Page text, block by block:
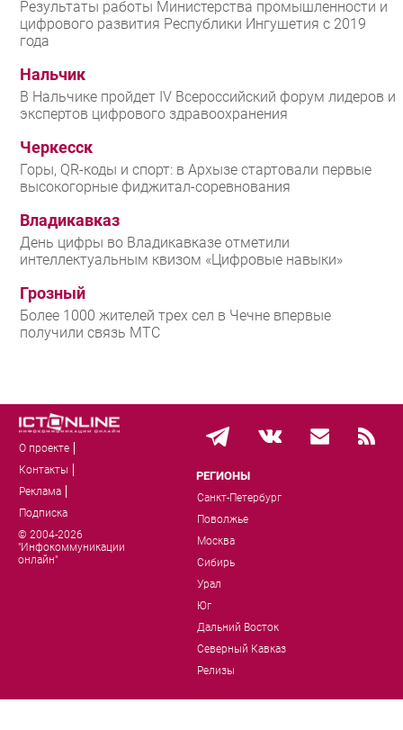
Результаты работы Министерства промышленности и
цифрового развития Республики Ингушетия с 2019
года
Нальчик
В Нальчике пройдет IV Всероссийский форум лидеров и
экспертов цифрового здравоохранения
Черкесск
Горы, QR-коды и спорт: в Архызе стартовали первые
высокогорные фиджитал-соревнования
Владикавказ
День цифры во Владикавказе отметили
интеллектуальным квизом «Цифровые навыки»
Грозный
Более 1000 жителей трех сел в Чечне впервые
получили связь МТС
О проекте
Контакты
Реклама
Подписка
© 2004-2026
"Инфокоммуникации
онлайн"
РЕГИОНЫ
Санкт-Петербург
Поволжье
Москва
Сибирь
Урал
Юг
Дальний Восток
Северный Кавказ
Релизы